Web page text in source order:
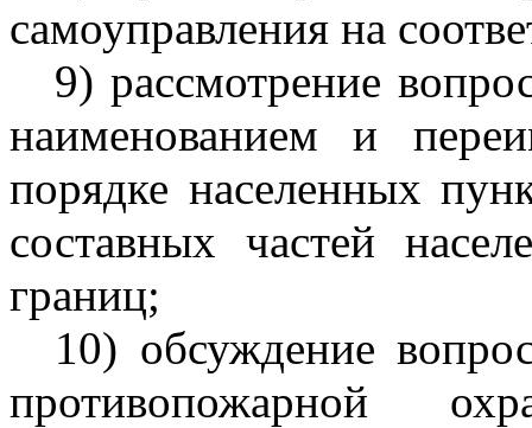
самоуправления на
9) рассмотрение
наименованием и
порядке населенных
составных частей
границ;
10) обсуждение
противопожарной